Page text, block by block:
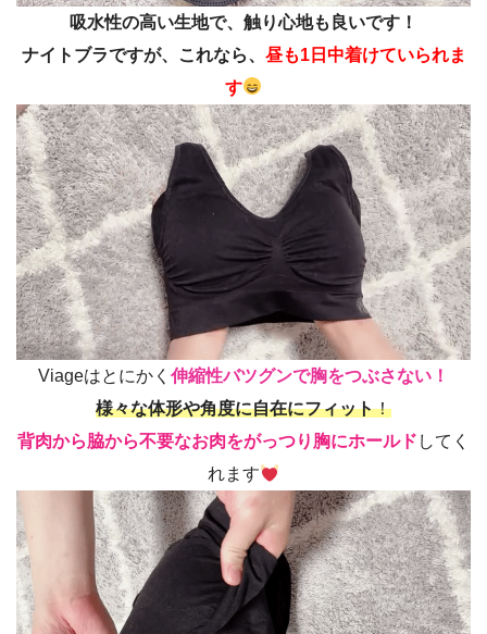
吸水性の高い生地で、触り心地も良いです！
ナイトブラですが、これなら、 昼も1日中着けていられま
す
Viageはとにかく 伸縮性バツグンで胸をつぶさない！
様々な体形や角度に自在にフィット！
背肉から脇から不要なお肉をがっつり胸にホールド してく
れます